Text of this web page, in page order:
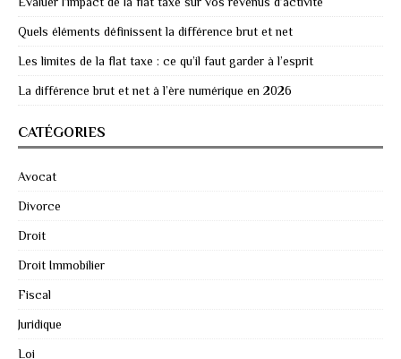
Quels éléments définissent la différence brut et net
Les limites de la flat taxe : ce qu’il faut garder à l’esprit
La différence brut et net à l’ère numérique en 2026
CATÉGORIES
Avocat
Divorce
Droit
Droit Immobilier
Fiscal
Juridique
Loi